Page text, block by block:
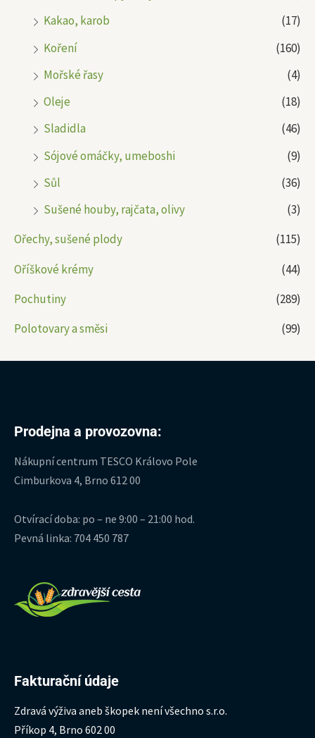
Kakao, karob
(17)
Koření
(160)
Mořské řasy
(4)
Oleje
(18)
Sladidla
(46)
Sójové omáčky, umeboshi
(9)
Sůl
(36)
Sušené houby, rajčata, olivy
(3)
Ořechy, sušené plody
(115)
Oříškové krémy
(44)
Pochutiny
(289)
Polotovary a směsi
(99)
Prodejna a provozovna:
Nákupní centrum TESCO Královo Pole
Cimburkova 4, Brno 612 00
Otvírací doba: po – ne 9:00 – 21:00 hod.
Pevná linka: 704 450 787
Fakturační údaje
Zdravá výživa aneb škopek není všechno s.r.o.
Příkop 4, Brno 602 00